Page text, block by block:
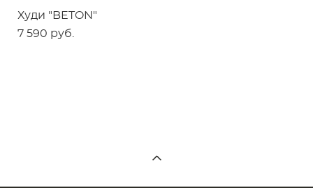
Худи "BETON"
7 590 pуб.